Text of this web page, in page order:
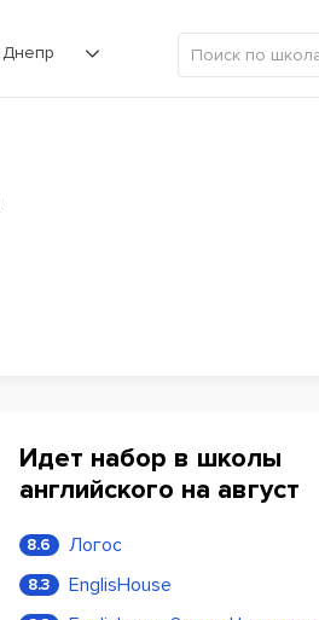
Днепр
Идет набор в школы
английского на август
8.6 Логос
8.3 EnglisHouse